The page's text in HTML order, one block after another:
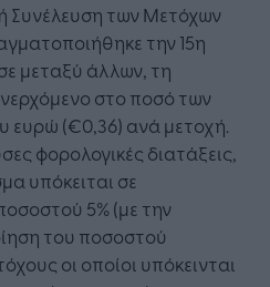
Συνέλευση των Μετόχων
την 15η
μεταξύ άλλων, τη
στο ποσό των
ευρώ (€0,36) ανά μετοχή.
φορολογικές διατάξεις,
υπόκειται σε
5% (με την
του ποσοστού
οι οποίοι υπόκεινται